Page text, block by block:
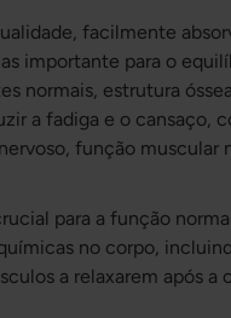
facilmente
importante para o
normais, estrutura
a fadiga e o cansaço,
função muscular
para a função
no corpo,
a relaxarem após